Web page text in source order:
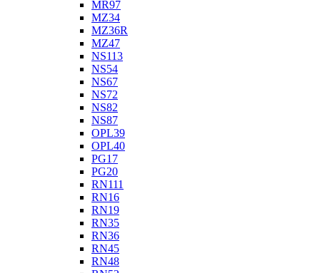
MR97
MZ34
MZ36R
MZ47
NS113
NS54
NS67
NS72
NS82
NS87
OPL39
OPL40
PG17
PG20
RN111
RN16
RN19
RN35
RN36
RN45
RN48